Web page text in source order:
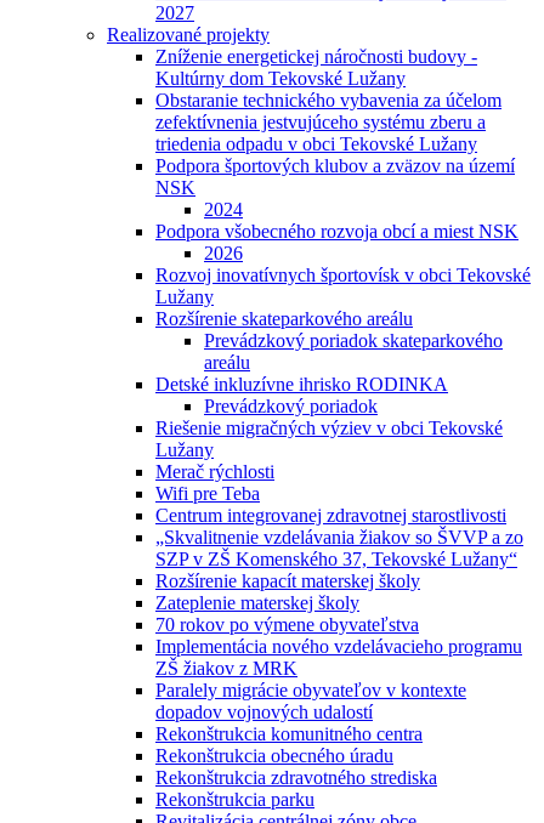
2027
Realizované projekty
Zníženie energetickej náročnosti budovy -
Kultúrny dom Tekovské Lužany
Obstaranie technického vybavenia za účelom
zefektívnenia jestvujúceho systému zberu a
triedenia odpadu v obci Tekovské Lužany
Podpora športových klubov a zväzov na území
NSK
2024
Podpora všobecného rozvoja obcí a miest NSK
2026
Rozvoj inovatívnych športovísk v obci Tekovské
Lužany
Rozšírenie skateparkového areálu
Prevádzkový poriadok skateparkového
areálu
Detské inkluzívne ihrisko RODINKA
Prevádzkový poriadok
Riešenie migračných výziev v obci Tekovské
Lužany
Merač rýchlosti
Wifi pre Teba
Centrum integrovanej zdravotnej starostlivosti
„Skvalitnenie vzdelávania žiakov so ŠVVP a zo
SZP v ZŠ Komenského 37, Tekovské Lužany“
Rozšírenie kapacít materskej školy
Zateplenie materskej školy
70 rokov po výmene obyvateľstva
Implementácia nového vzdelávacieho programu
ZŠ žiakov z MRK
Paralely migrácie obyvateľov v kontexte
dopadov vojnových udalostí
Rekonštrukcia komunitného centra
Rekonštrukcia obecného úradu
Rekonštrukcia zdravotného strediska
Rekonštrukcia parku